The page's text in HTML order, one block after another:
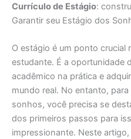
Currículo de Estágio:
Garantir seu Estágio dos
O estágio é um ponto crucial
estudante. É a oportunidade
acadêmico na prática e
mundo real. No entanto,
sonhos, você precisa se
dos primeiros passos para
impressionante. Neste